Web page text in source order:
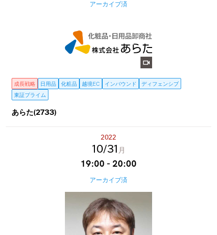
アーカイブ済
成長戦略 日用品 化粧品 越境EC インバウンド
ディフェンシブ
東証プライム
あらた(2733)
2022
10 31 月
19:00 - 20:00
アーカイブ済